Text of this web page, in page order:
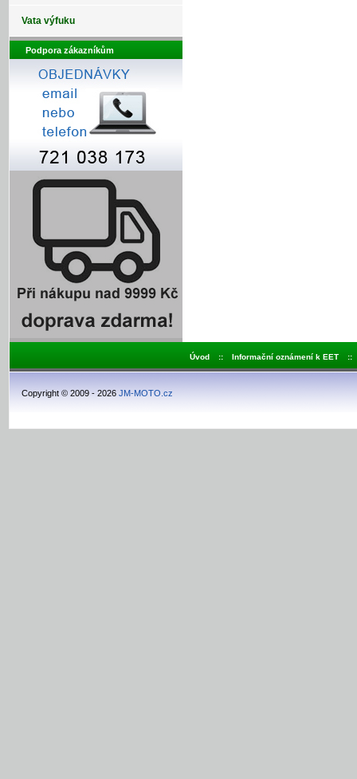
Vata výfuku
Podpora zákazníkům
Úvod :: Informační oznámení k EET ::
Copyright © 2009 - 2026 JM-MOTO.cz